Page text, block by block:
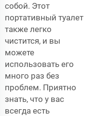
собой. Этот
портативный туалет
также легко
чистится, и вы
можете
использовать его
много раз без
проблем. Приятно
знать, что у вас
всегда есть